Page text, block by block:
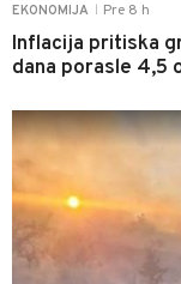
EKONOMIJA Pre 8 h
Inflacija pritiska
dana porasle 4,5